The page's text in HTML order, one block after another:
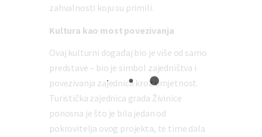
zahvalnosti koju su primili.
Kultura kao most povezivanja
Ovaj kulturni događaj bio je više od samo
predstave – bio je simbol zajedništva i
povezivanja zajednica kroz umjetnost.
Turistička zajednica grada Živinice
ponosna je što je bila jedan od
pokrovitelja ovog projekta, te time dala